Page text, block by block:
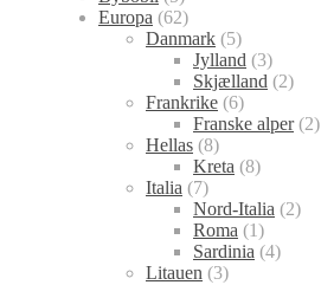
Europa (62)
Danmark (5)
Jylland (3)
Skjælland (2)
Frankrike (6)
Franske alper(2)
Hellas (8)
Kreta (8)
Italia (7)
Nord-Italia (2)
Roma (1)
Sardinia (4)
Litauen (3)